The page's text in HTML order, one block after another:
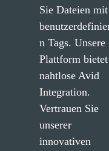
Sie Dateien mit
n Tags. Unsere
Plattform bietet
nahtlose Avid
Integration.
Vertrauen Sie
unserer
innovativen